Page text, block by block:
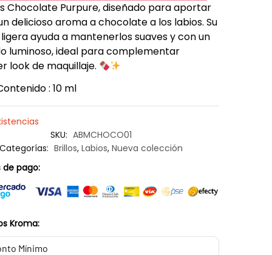
Chocolate Purpure, diseñado para aportar
delicioso aroma a chocolate a los labios. Su
ayuda a mantenerlos suaves y con un
luminoso, ideal para complementar
look de maquillaje.
: 10 ml
SKU: ABMCHOCO01
Categorías: Brillos,Labios,Nueva colección
de pago:
Kroma:
Mínimo